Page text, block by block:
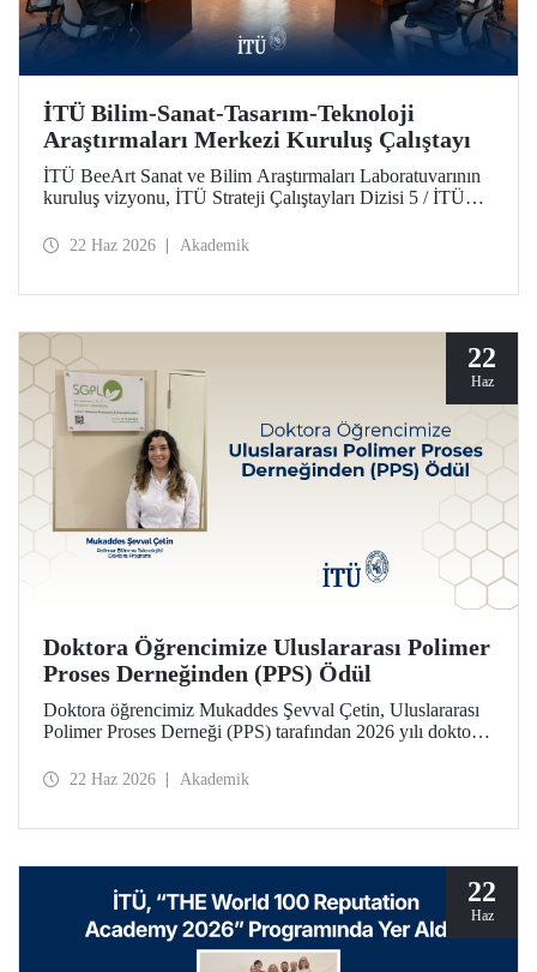
İTÜ Bilim-Sanat-Tasarım-Teknoloji
Araştırmaları Merkezi Kuruluş Çalıştayı
İTÜ BeeArt Sanat ve Bilim Araştırmaları Laboratuvarının
kuruluş vizyonu, İTÜ Strateji Çalıştayları Dizisi 5 / İTÜ
Kuruluş Çalıştayı’nda değerlendirildi.
22 Haz 2026 Akademik
22
Haz
Doktora Öğrencimize Uluslararası Polimer
Proses Derneğinden (PPS) Ödül
Doktora öğrencimiz Mukaddes Şevval Çetin, Uluslararası
Polimer Proses Derneği (PPS) tarafından 2026 yılı doktora
ödülü İtalya’da düzenlenecek PPS-41 konferansında
22 Haz 2026 Akademik
22
Haz